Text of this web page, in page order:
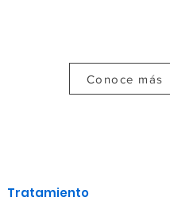
Conoce más
Tratamiento